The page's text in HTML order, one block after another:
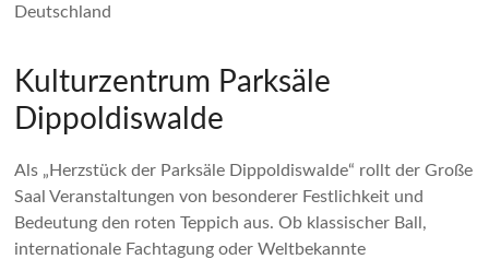
Deutschland
Kulturzentrum Parksäle
Dippoldiswalde
Als „Herzstück der Parksäle Dippoldiswalde“ rollt der Große
Saal Veranstaltungen von besonderer Festlichkeit und
Bedeutung den roten Teppich aus. Ob klassischer Ball,
internationale Fachtagung oder Weltbekannte